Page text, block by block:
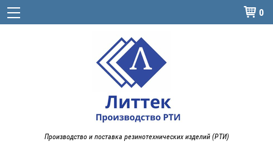
 0
Производство и поставка резинотехнических изделий (РТИ)